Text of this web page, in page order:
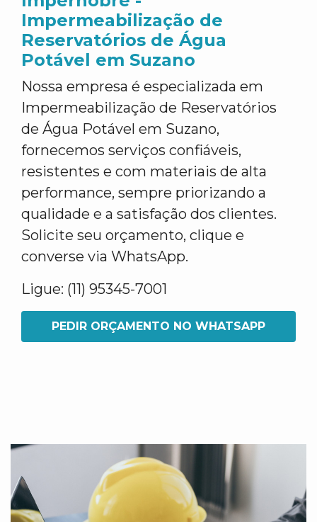
Impermeabilização de
Reservatórios de Água
Potável em Suzano
Nossa empresa é especializada em
Impermeabilização de Reservatórios
de Água Potável em Suzano,
fornecemos serviços confiáveis,
resistentes e com materiais de alta
performance, sempre priorizando a
qualidade e a satisfação dos clientes.
Solicite seu orçamento, clique e
converse via WhatsApp.
Ligue: (11) 95345-7001
PEDIR ORÇAMENTO NO WHATSAPP